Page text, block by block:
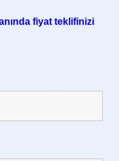
fiyat teklifinizi